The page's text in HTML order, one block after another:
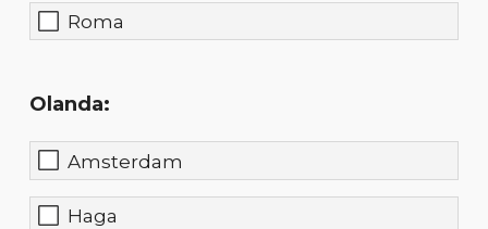
Roma
Olanda:
Amsterdam
Haga